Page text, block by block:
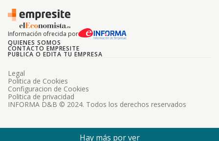
Información ofrecida por
QUIENES SOMOS
CONTACTO EMPRESITE
PUBLICA O EDITA TU EMPRESA
INFORMA D&B © 2024. Todos los derechos reservados
Legal
Politica de Cookies
Configuracion de Cookies
Politica de privacidad
Hay más por ver